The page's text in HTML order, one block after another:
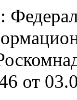
от